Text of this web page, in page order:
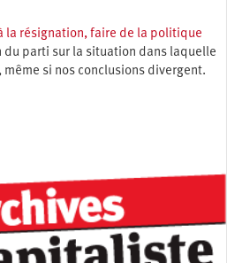
la résignation, faire de la politique
du parti sur la situation dans laquelle
si nos conclusions divergent.